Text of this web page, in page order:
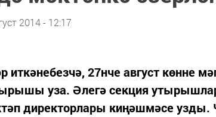
2014 - 12:17
иткәнебезчә, 27нче август көнне
уза. Әлегә секция
директорлары киңәшмәсе